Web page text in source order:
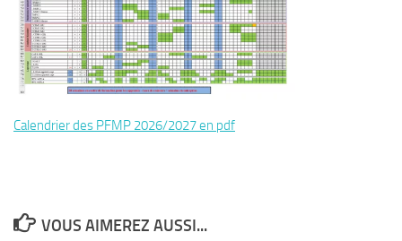
Calendrier des PFMP 2026/2027 en pdf
VOUS AIMEREZ AUSSI...